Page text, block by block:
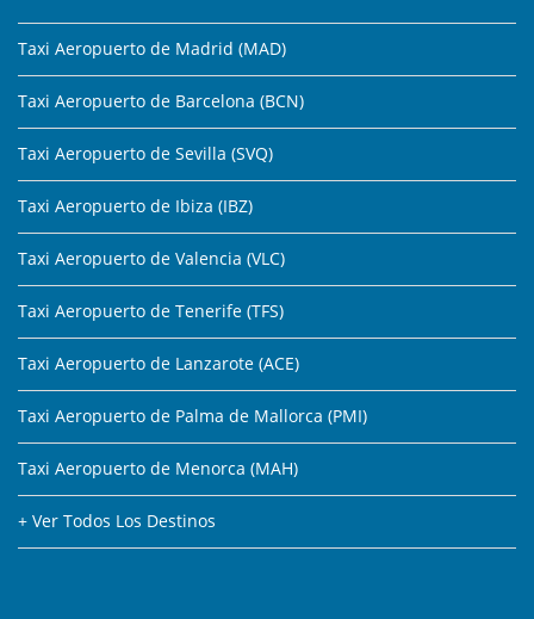
Taxi Aeropuerto de Madrid (MAD)
Taxi Aeropuerto de Barcelona (BCN)
Taxi Aeropuerto de Sevilla (SVQ)
Taxi Aeropuerto de Ibiza (IBZ)
Taxi Aeropuerto de Valencia (VLC)
Taxi Aeropuerto de Tenerife (TFS)
Taxi Aeropuerto de Lanzarote (ACE)
Taxi Aeropuerto de Palma de Mallorca (PMI)
Taxi Aeropuerto de Menorca (MAH)
+ Ver Todos Los Destinos